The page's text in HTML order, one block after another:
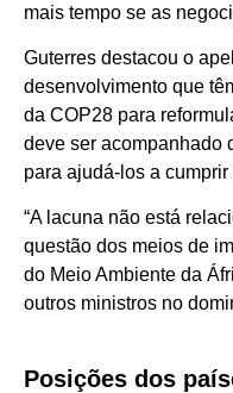
mais tempo se as
Guterres destacou o
desenvolvimento que
da COP28 para
deve ser acompanhado
para ajudá-los a
“A lacuna não está
questão dos meios de
do Meio Ambiente da
outros ministros no
Posições dos